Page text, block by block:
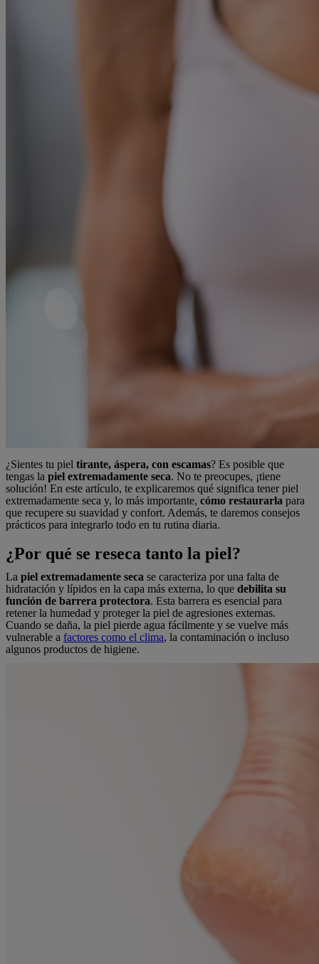
¿Sientes tu piel tirante, áspera, con escamas? Es posible que
tengas la piel extremadamente seca. No te preocupes, ¡tiene
solución! En este artículo, te explicaremos qué significa tener piel
extremadamente seca y, lo más importante, cómo restaurarla para
que recupere su suavidad y confort. Además, te daremos consejos
prácticos para integrarlo todo en tu rutina diaria.
¿Por qué se reseca tanto la piel?
La piel extremadamente seca se caracteriza por una falta de
hidratación y lípidos en la capa más externa, lo que debilita su
función de barrera protectora. Esta barrera es esencial para
retener la humedad y proteger la piel de agresiones externas.
Cuando se daña, la piel pierde agua fácilmente y se vuelve más
vulnerable a factores como el clima, la contaminación o incluso
algunos productos de higiene.